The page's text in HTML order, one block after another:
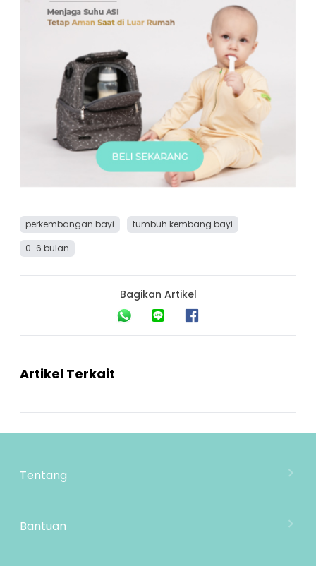
perkembangan bayi
tumbuh kembang bayi
0-6 bulan
Bagikan Artikel
Artikel Terkait
Tentang
Lokasi Toko
Bantuan